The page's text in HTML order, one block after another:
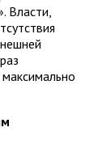
Власти,